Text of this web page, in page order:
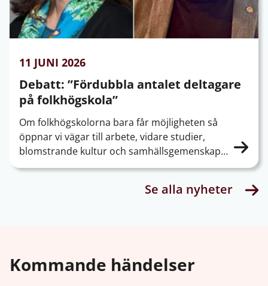
11 JUNI 2026
Debatt: ”Fördubbla antalet deltagare
på folkhögskola”
Om folkhögskolorna bara får möjligheten så
öppnar vi vägar till arbete, vidare studier,
blomstrande kultur och samhällsgemenskap…
Se alla nyheter
Kommande händelser